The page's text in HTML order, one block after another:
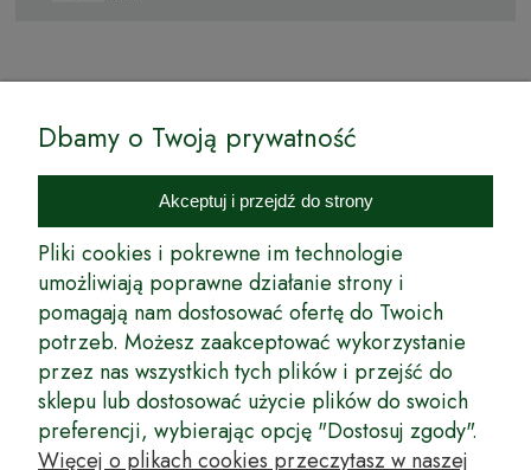
Internetowy Sklep Ogrodniczy Podkarpackie Sady to inicjatywa
podkarpackich szkółkarzy, której zamierzeniem jest wprowadzenie na
rynek wysokiej jakości drzewek owocowych, drzewek ozdobnych oraz
innych produktów pozwalających na uprawianie zarówno małych, jak
i dużych sadów oraz ogrodów.
Wspólnie stworzyliśmy dla Państwa kompleksową ofertę - wspaniałe
produkty, dary ziemi ze szkółek drzewek ozdobnych i owocowych,
których tradycje sięgają roku 1953. Drzewka produkowane są
z najwyższą starannością przez trzecie pokolenie plantatorów.
Długoletnie Doświadczenie sprawiło, że wszystkie drzewka cechuje
duża odporność na zmienne warunki atmosferyczne naszego klimatu
oraz niezwykły urodzaj. W ofercie naszego internetowego sklepu
Dbamy o Twoją prywatność
Akceptuj i przejdź do strony
Pliki cookies i pokrewne im technologie
umożliwiają poprawne działanie strony i
pomagają nam dostosować ofertę do Twoich
potrzeb. Możesz zaakceptować wykorzystanie
przez nas wszystkich tych plików i przejść do
sklepu lub dostosować użycie plików do swoich
preferencji, wybierając opcję "Dostosuj zgody".
Więcej o plikach cookies przeczytasz w naszej